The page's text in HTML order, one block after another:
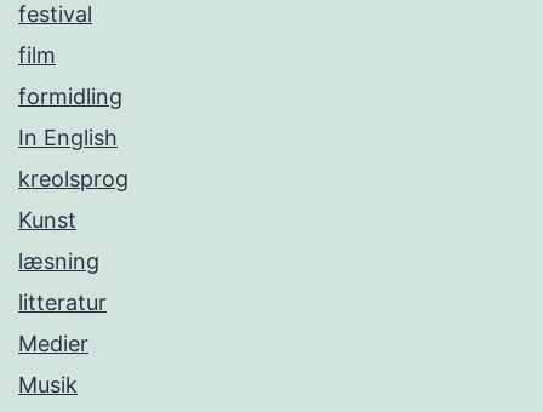
festival
film
formidling
In English
kreolsprog
Kunst
læsning
litteratur
Medier
Musik